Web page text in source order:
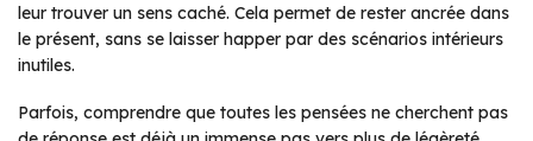
leur trouver un sens caché. Cela permet de rester ancrée dans
le présent, sans se laisser happer par des scénarios intérieurs
inutiles.
Parfois, comprendre que toutes les pensées ne cherchent pas